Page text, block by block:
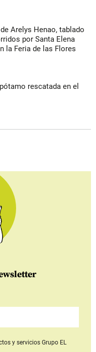
Arelys Henao, tablado
por Santa Elena
la Feria de las Flores
rescatada en el
y serviciosGrupo EL